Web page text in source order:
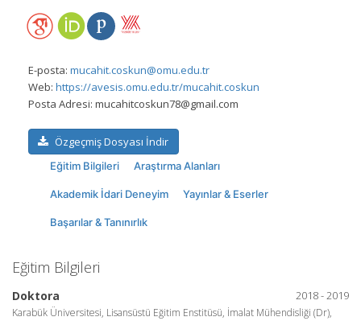
E-posta: mucahit.coskun@omu.edu.tr
Web: https://avesis.omu.edu.tr/mucahit.coskun
Posta Adresi: mucahitcoskun78@gmail.com
Özgeçmiş Dosyası İndir
Eğitim Bilgileri Araştırma Alanları
Akademik İdari Deneyim Yayınlar & Eserler
Başarılar & Tanınırlık
Eğitim Bilgileri
2018 - 2019
Doktora
Karabük Üniversitesi, Lisansüstü Eğitim Enstitüsü, İmalat Mühendisliği (Dr),